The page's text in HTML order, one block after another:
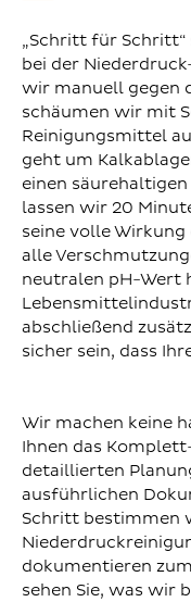
„Schritt für Schritt“
bei der
wir manuell gegen
schäumen wir mit
Reinigungsmittel
geht um
einen säurehaltigen
lassen wir 20
seine volle
alle
neutralen pH-Wert
abschließend
sicher sein, dass
Wir machen keine
Ihnen das
detaillierten
ausführlichen
Schritt bestimmen
dokumentieren
sehen Sie, was wir